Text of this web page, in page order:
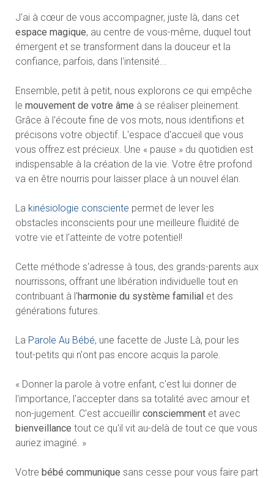
J'ai à cœur de vous accompagner, juste là, dans cet
espace magique, au centre de vous-même, duquel tout
émergent et se transforment dans la douceur et la
confiance, parfois, dans l'intensité...
Ensemble, petit à petit, nous explorons ce qui empêche
le mouvement de votre âme à se réaliser pleinement.
Grâce à l'écoute fine de vos mots, nous identifions et
précisons votre objectif. L'espace d'accueil que vous
vous offrez est précieux. Une « pause » du quotidien est
indispensable à la création de la vie. Votre être profond
va en être nourris pour laisser place à un nouvel élan.
La kinésiologie consciente permet de lever les
obstacles inconscients pour une meilleure fluidité de
votre vie et l'atteinte de votre potentiel!
Cette méthode s'adresse à tous, des grands-parents aux
nourrissons, offrant une libération individuelle tout en
contribuant à l'harmonie du système familial et des
générations futures.
La Parole Au Bébé, une facette de Juste Là, pour les
tout-petits qui n'ont pas encore acquis la parole.
« Donner la parole à votre enfant, c'est lui donner de
l'importance, l'accepter dans sa totalité avec amour et
non-jugement. C'est accueillir consciemmentet avec
bienveillance tout ce qu'il vit au-delà de tout ce que vous
auriez imaginé. »
Votre bébé communique sans cesse pour vous faire part